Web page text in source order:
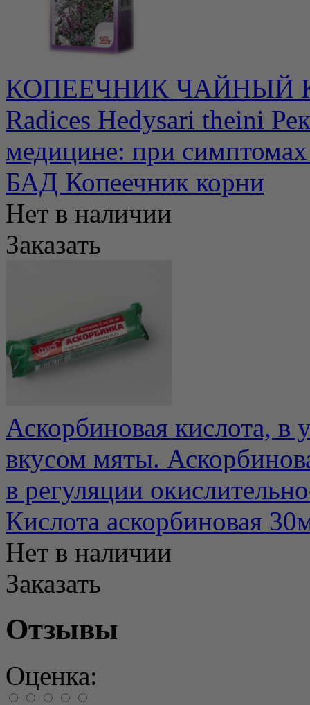
КОПЕЕЧНИК ЧАЙНЫЙ
Radices Hedysari theini
медицине: при
БАД Копеечник корни
Нет в наличии
Заказать
Аскорбиновая кислота, в
вкусом мяты.
в регуляции
Кислота аскорбиновая
Нет в наличии
Заказать
Отзывы
Оценка: